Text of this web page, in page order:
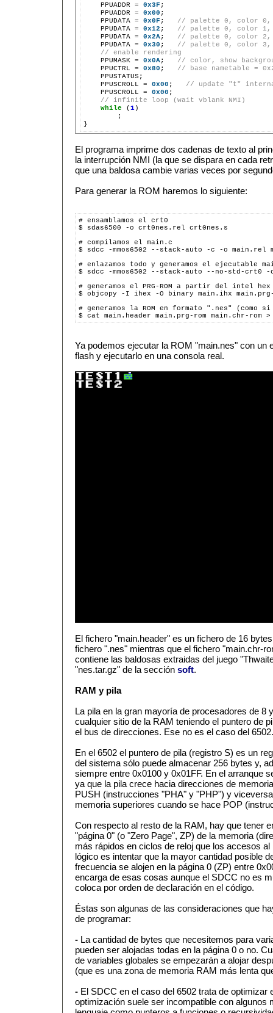
PPUADDR
= 0x3F
PPUADDR
= 0x00
PPUDATA
= 0x0F ;
// palette 0, color 0,
PPUDATA
= 0x12 ;
// palette 0, color 1,
PPUDATA
= 0x2A;
// palette 0, color 2,
PPUDATA
= 0x30 ;
// palette 0, color 3,
// enable rendering
PPUMASK
= 0x0A;
// color, show
PPUCTRL
= 0x80 ;
// base nametable =
PPUSCROLL
= 0x00 ;
// update "t"
PPUSCROLL
= 0x00
// infinite loop (wait vblank NMI)
while
(1
;
El programa imprime dos cadenas de texto al
la interrupción NMI (la que se dispara en cada
que una baldosa cambie varias veces por
Para generar la ROM haremos lo siguiente:
# ensamblamos el crt0
$ sdas6500 -o crt0nes.rel crt0nes.s
# compilamos el main.c
$ sdcc -mmos6502 --stack-auto -c -o main.rel
# enlazamos todo y generamos el ejecutable
$ sdcc -mmos6502 --stack-auto --no-std-crt0
# generamos el PRG-ROM a partir del intel
$ objcopy -I ihex -O binary main.ihx main.prg-
# generamos la ROM en formato ".nes" (como
$ cat main.header main.prg-rom main.chr-rom >
Ya podemos ejecutar la ROM "main.nes" con un
flash y ejecutarlo en una consola real.
El fichero "main.header" es un fichero de 16
fichero ".nes" mientras que el fichero "main.chr-
contiene las baldosas extraidas del juego
"nes.tar.gz" de la sección soft.
RAM y pila
La pila en la gran mayoría de procesadores de 8
cualquier sitio de la RAM teniendo el puntero de
el bus de direcciones. Ese no es el caso del 6502.
En el 6502 el puntero de pila (registro S) es un
del sistema sólo puede almacenar 256 bytes y,
siempre entre 0x0100 y 0x01FF. En el arranque
ya que la pila crece hacia direcciones de
PUSH (instrucciones "PHA" y "PHP") y
memoria superiores cuando se hace POP
Con respecto al resto de la RAM, hay que tener
"página 0" (o "Zero Page", ZP) de la memoria
más rápidos en ciclos de reloj que los accesos
lógico es intentar que la mayor cantidad posible
frecuencia se alojen en la página 0 (ZP) entre
encarga de esas cosas aunque el SDCC no es
coloca por orden de declaración en el código.
Éstas son algunas de las consideraciones que
de programar:
- La cantidad de bytes que necesitemos para
pueden ser alojadas todas en la página 0 o no.
de variables globales se empezarán a alojar
(que es una zona de memoria RAM más lenta
- El SDCC en el caso del 6502 trata de optimizar
optimización suele ser incompatible con algunos